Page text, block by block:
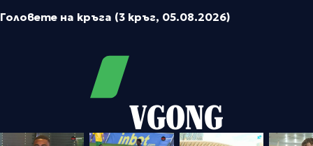
Головете на кръга (3 кръг, 05.08.2026)
VGONG